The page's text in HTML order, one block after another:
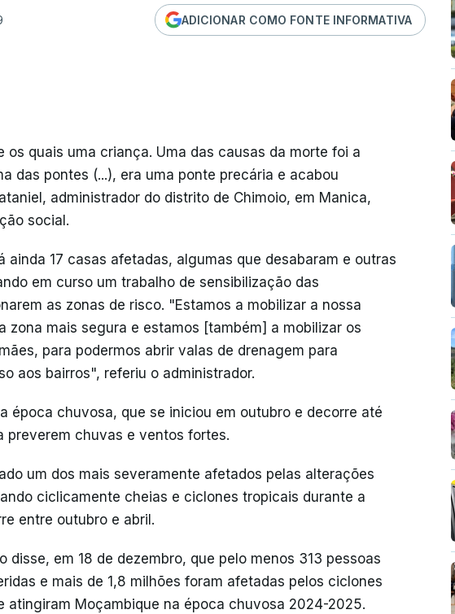
ADICIONAR COMO FONTE INFORMATIVA
os quais uma criança. Uma das causas da morte foi a
das pontes (...), era uma ponte precária e acabou
administrador do distrito de Chimoio, em Manica,
social.
ainda 17 casas afetadas, algumas que desabaram e outras
em curso um trabalho de sensibilização das
as zonas de risco. "Estamos a mobilizar a nossa
zona mais segura e estamos [também] a mobilizar os
para podermos abrir valas de drenagem para
aos bairros", referiu o administrador.
época chuvosa, que se iniciou em outubro e decorre até
preverem chuvas e ventos fortes.
um dos mais severamente afetados pelas alterações
ciclicamente cheias e ciclones tropicais durante a
entre outubro e abril.
disse, em 18 de dezembro, que pelo menos 313 pessoas
e mais de 1,8 milhões foram afetadas pelos ciclones
atingiram Moçambique na época chuvosa 2024-2025.